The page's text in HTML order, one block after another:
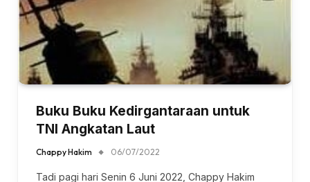
Buku Buku Kedirgantaraan untuk
TNI Angkatan Laut
Chappy Hakim 06/07/2022
Tadi pagi hari Senin 6 Juni 2022, Chappy Hakim